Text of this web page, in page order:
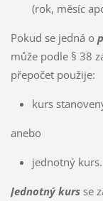
(rok, měsíc
Pokud se jedná o
může podle § 38
přepočet použije:
kurs
anebo
jednotný kurs.
Jednotný kursse